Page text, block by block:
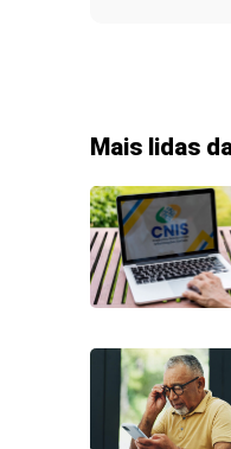
Mais lidas